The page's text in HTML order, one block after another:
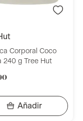
Corporal Coco
240 g Tree Hut